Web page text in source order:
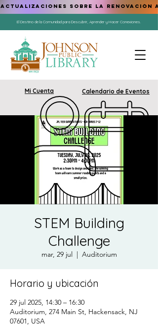
El Destino de la Comunidad para Descubrir, Aprender y Hacer Conexiones.
Mi Cuenta Calendario de Eventos
ACTUALIZACIONES SOBRE LA RENOVACIÓN
STEM Building
Challenge
mar, 29 jul
  |
Auditorium
Horario y ubicación
29 jul 2025, 14:30 – 16:30
Auditorium, 274 Main St, Hackensack, NJ
07601, USA